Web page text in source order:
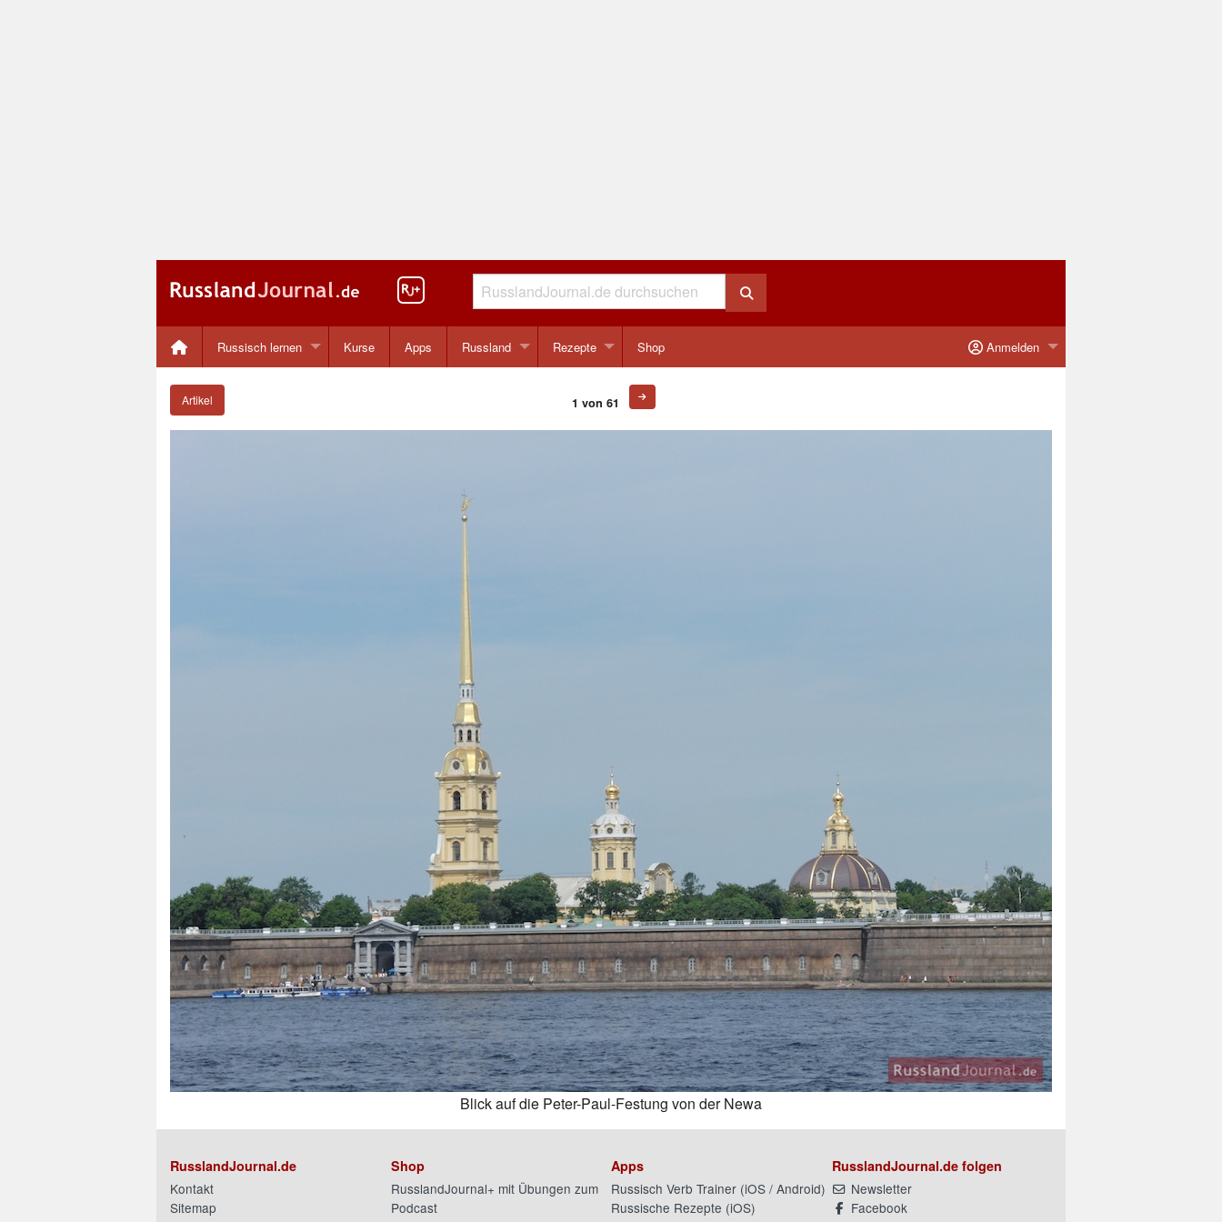
Russisch lernen Kurse Apps Russland Rezepte Shop Anmelden
Artikel 1 von 61
Blick auf die Peter-Paul-Festung von der Newa
RusslandJournal.de
Kontakt
Sitemap
Shop
RusslandJournal+ mit Übungen zum
Podcast
Apps
Russisch Verb Trainer (iOS / Android)
Russische Rezepte (iOS)
RusslandJournal.de folgen
Newsletter
Facebook